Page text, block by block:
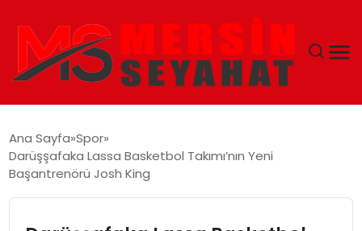
EKONOMI
Ana Sayfa Spor
Darüşşafaka Lassa Basketbol Takımı’nın Yeni
Başantrenörü Josh King